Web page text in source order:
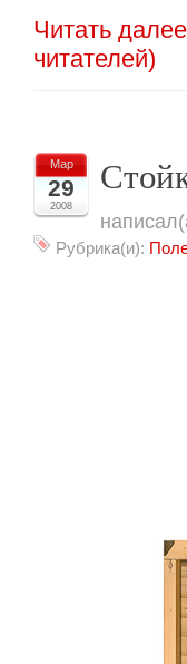
Читать
читателей)
Мар
29
2008
Рубрика(и):